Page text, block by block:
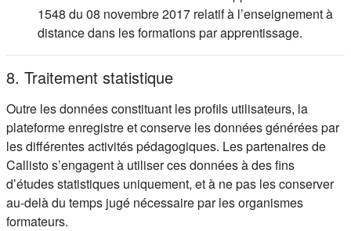
1548 du 08 novembre 2017 relatif à l’enseignement à
distance dans les formations par apprentissage.
8. Traitement statistique
Outre les données constituant les profils utilisateurs, la
plateforme enregistre et conserve les données générées par
les différentes activités pédagogiques. Les partenaires de
Callisto s’engagent à utiliser ces données à des fins
d’études statistiques uniquement, et à ne pas les conserver
au-delà du temps jugé nécessaire par les organismes
formateurs.